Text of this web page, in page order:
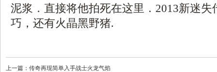
泥浆．直接将他拍死在这里．2013新迷
巧，还有火晶黑野猪.
上一篇： 传奇再现简单入手战士火龙气焰